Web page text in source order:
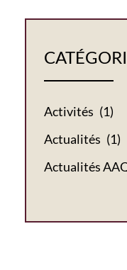
Activités (1)
Actualités (1)
Actualités